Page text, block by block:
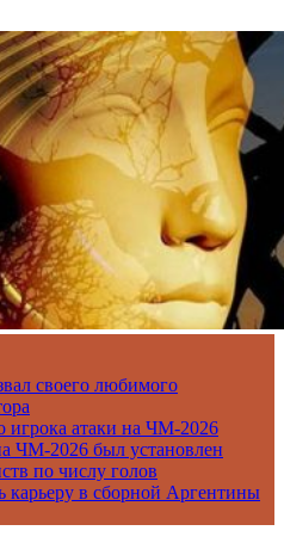
своего любимого
атаки на ЧМ-2026
ЧМ-2026 был установлен
по числу голов
карьеру в сборной Аргентины